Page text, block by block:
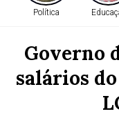
Política
Governo
salários